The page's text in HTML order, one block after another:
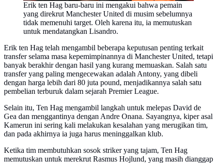
Erik ten Hag baru-baru ini mengakui bahwa pemain
yang direkrut Manchester United di musim sebelumnya
tidak memenuhi target. Oleh karena itu, ia memutuskan
untuk mendatangkan Lisandro.
Erik ten Hag telah mengambil beberapa keputusan penting terkait
transfer selama masa kepemimpinannya di Manchester United, tetapi
banyak berakhir dengan hasil yang kurang memuaskan. Salah satu
transfer yang paling mengecewakan adalah Antony, yang dibeli
dengan harga lebih dari 80 juta pound, menjadikannya salah satu
pembelian terburuk dalam sejarah Premier League.
Selain itu, Ten Hag mengambil langkah untuk melepas David de
Gea dan menggantinya dengan Andre Onana. Sayangnya, kiper asal
Kamerun ini sering kali melakukan kesalahan yang merugikan tim,
dan pada akhirnya ia juga harus meninggalkan klub.
Ketika tim membutuhkan sosok striker yang tajam, Ten Hag
memutuskan untuk merekrut Rasmus Hojlund, yang masih dianggap